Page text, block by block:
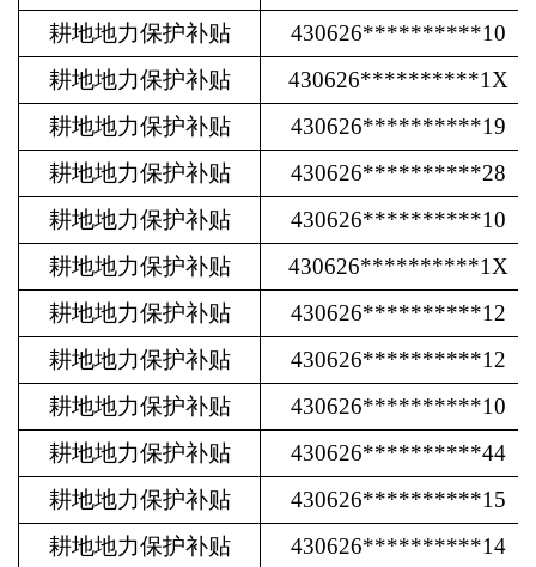
耕地地力保护补贴
430626**********10
耕地地力保护补贴
430626**********1X
耕地地力保护补贴
430626**********19
耕地地力保护补贴
430626**********28
耕地地力保护补贴
430626**********10
耕地地力保护补贴
430626**********1X
耕地地力保护补贴
430626**********12
耕地地力保护补贴
430626**********12
耕地地力保护补贴
430626**********10
耕地地力保护补贴
430626**********44
耕地地力保护补贴
430626**********15
耕地地力保护补贴
430626**********14